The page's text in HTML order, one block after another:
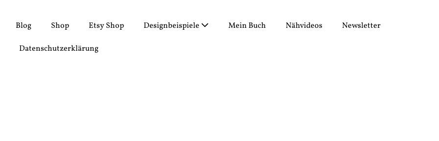
Blog Shop Etsy Shop Designbeispiele Mein Buch Nähvideos Newsletter
Datenschutzerklärung